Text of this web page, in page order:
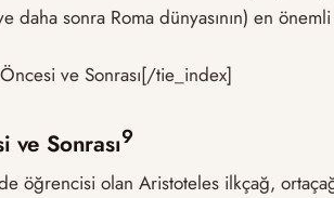
daha sonra Roma dünyasının) en
ve Sonrası[/tie_index]
ve Sonrası9
öğrencisi olan Aristoteles ilkçağ,